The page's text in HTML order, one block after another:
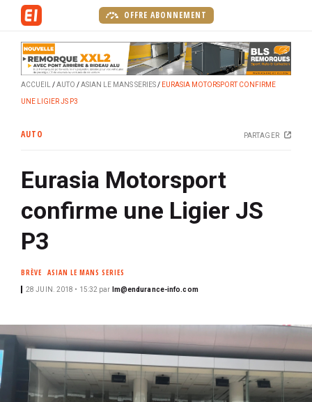
i
a
l
OFFRE ABONNEMENT
ACCUEIL AUTO ASIAN LE MANS SERIES EURASIA MOTORSPORT CONFIRME
UNE LIGIER JS P3
AUTO PARTAGER
Eurasia Motorsport
confirme une Ligier JS
P3
BRÈVE ASIAN LE MANS SERIES
28 JUIN. 2018 • 15:32 par lm@endurance-info.com